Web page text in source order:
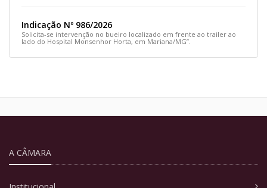
Indicação Nº 986/2026
Solicita-se intervenção no bueiro localizado em frente ao trailer ao
lado do Hospital Monsenhor Horta, em Mariana/MG”.
A CÂMARA